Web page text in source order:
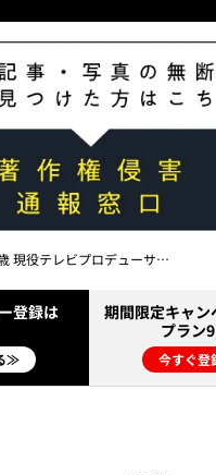
テレビプロデューサー》石井ふく子「私の健康法」
登録は
≫
期間限定キャ
プラン
今すぐ